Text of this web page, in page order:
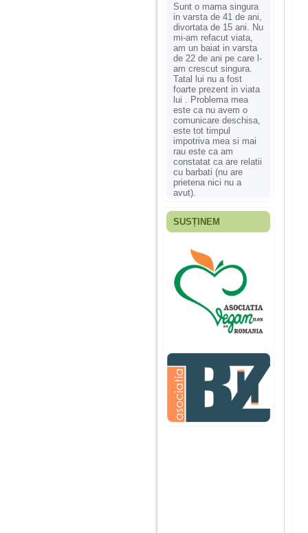
Sunt o mama singura
in varsta de 41 de ani,
divortata de 15 ani. Nu
mi-am refacut viata,
am un baiat in varsta
de 22 de ani pe care l-
am crescut singura.
Tatal lui nu a fost
foarte prezent in viata
lui . Problema mea
este ca nu avem o
comunicare deschisa,
este tot timpul
impotriva mea si mai
rau este ca am
constatat ca are relatii
cu barbati (nu are
prietena nici nu a
avut).
Fiica mea s-a nascut
ani, privind in urma
realizez cat de multe
greseli am facut in
educatia si cresterea
ei, am fost o mama
egoista, preocupata
de implinirea
profesionala, cand ea
era mica am neglijat-
agresiva, orice
greseala era taxata cu
o palma sau pedepse.
De 4 ani am o relatie
serioasa cu un barbat
SUSȚINEM